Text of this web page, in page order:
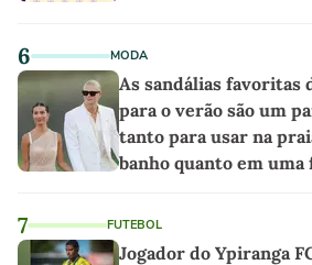
6 MODA
As sandálias favoritas
para o verão são um
tanto para usar na
banho quanto em
7 FUTEBOL
Jogador do Ypiranga